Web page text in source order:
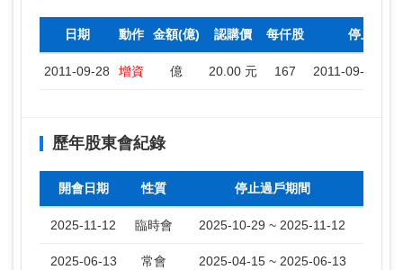
日期 動作 金額(億) 認購價 每仟股 停止過戶
2011-09-28 增資 億 20.00 元 167 2011-09-29 ~
歷年股東會紀錄
開會日期 性質 停止過戶期間
2025-11-12 臨時會 2025-10-29 ~ 2025-11-12
2025-06-13 常會 2025-04-15 ~ 2025-06-13